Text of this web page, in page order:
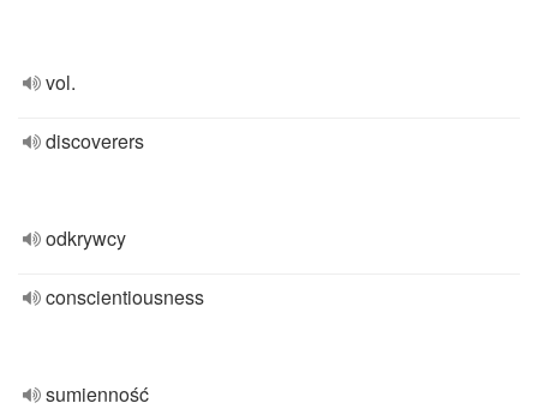
vol.
discoverers
odkrywcy
conscientiousness
sumienność